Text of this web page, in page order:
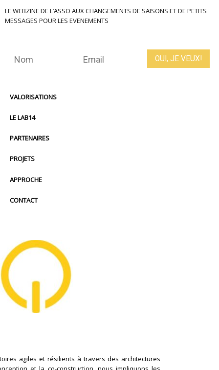
LE WEBZINE DE L’ASSO AUX CHANGEMENTS DE SAISONS ET DE PETITS
MESSAGES POUR LES EVENEMENTS
VALORISATIONS
LE LAB14
PARTENAIRES
PROJETS
APPROCHE
CONTACT
agiles et résilients à travers des architectures